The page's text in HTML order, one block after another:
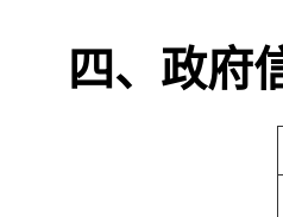
四、政府